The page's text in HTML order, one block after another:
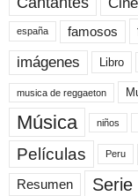
españa famosos
imágenes Libro
musica de reggaeton
Música niños
Películas Peru
Resumen Serie